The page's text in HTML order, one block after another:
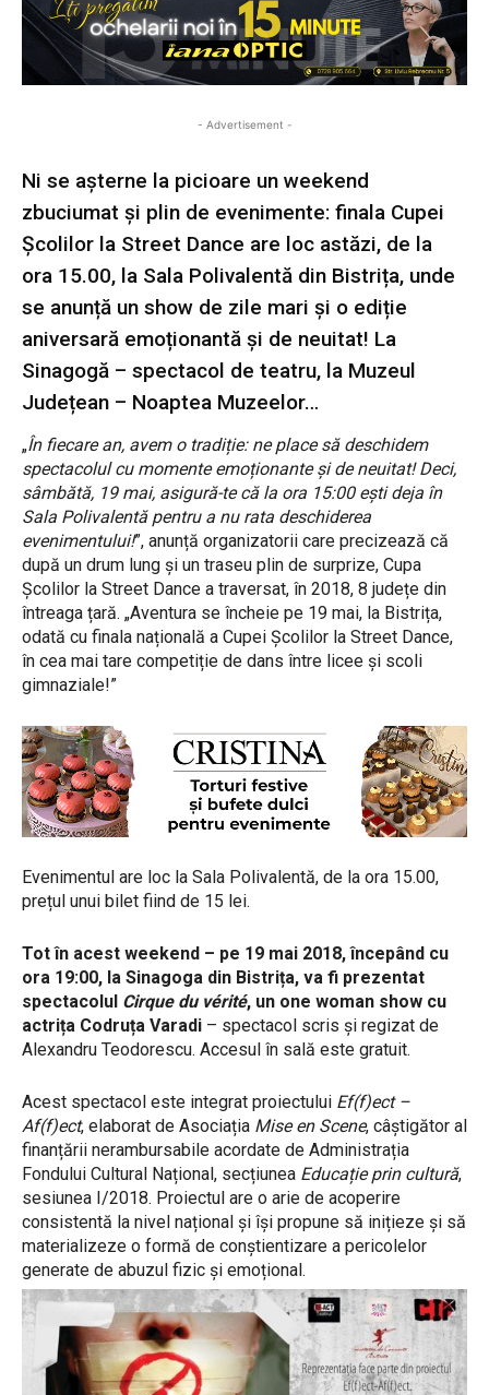
- Advertisement -
Ni se așterne la picioare un weekend
zbuciumat și plin de evenimente: finala Cupei
Școlilor la Street Dance are loc astăzi, de la
ora 15.00, la Sala Polivalentă din Bistrița, unde
se anunță un show de zile mari și o ediție
aniversară emoționantă și de neuitat! La
Sinagogă – spectacol de teatru, la Muzeul
Județean – Noaptea Muzeelor…
„În fiecare an, avem o tradiție: ne place să deschidem
spectacolul cu momente emoționante și de neuitat! Deci,
sâmbătă, 19 mai, asigură-te că la ora 15:00 ești deja în
Sala Polivalentă pentru a nu rata deschiderea
evenimentului!”, anunță organizatorii care precizează că
după un drum lung și un traseu plin de surprize, Cupa
Școlilor la Street Dance a traversat, în 2018, 8 județe din
întreaga țară. „Aventura se încheie pe 19 mai, la Bistrița,
odată cu finala națională a Cupei Școlilor la Street Dance,
în cea mai tare competiție de dans între licee și scoli
gimnaziale!”
Evenimentul are loc la Sala Polivalentă, de la ora 15.00,
prețul unui bilet fiind de 15 lei.
Tot în acest weekend – pe 19 mai 2018, începând cu
ora 19:00, la Sinagoga din Bistrița, va fi prezentat
spectacolul Cirque du vérité, un one woman show cu
actrița Codruța Varadi – spectacol scris și regizat de
Alexandru Teodorescu. Accesul în sală este gratuit.
Acest spectacol este integrat proiectului Ef(f)ect –
Af(f)ect, elaborat de Asociația Mise en Scene, câștigător al
finanțării nerambursabile acordate de Administrația
Fondului Cultural Național, secțiunea Educație prin cultură,
sesiunea I/2018. Proiectul are o arie de acoperire
consistentă la nivel național și își propune să inițieze și să
materializeze o formă de conștientizare a pericolelor
generate de abuzul fizic și emoțional.